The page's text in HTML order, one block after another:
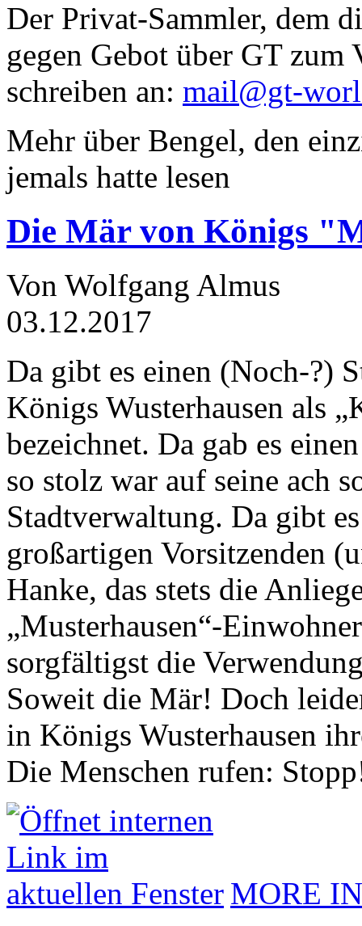
Der Privat-Sammler, dem
gegen Gebot über GT zum
schreiben an: mail@gt-
Mehr über Bengel, den
jemals hatte lesen
Die Mär von Königs
Von Wolfgang Almus
03.12.2017
Da gibt es einen (Noch-?)
Königs Wusterhausen als
bezeichnet. Da gab es
so stolz war auf seine ach
Stadtverwaltung. Da gibt
großartigen Vorsitzenden
Hanke, das stets die
„Musterhausen“-
sorgfältigst die
Soweit die Mär! Doch
in Königs Wusterhausen
Die Menschen rufen:
MORE